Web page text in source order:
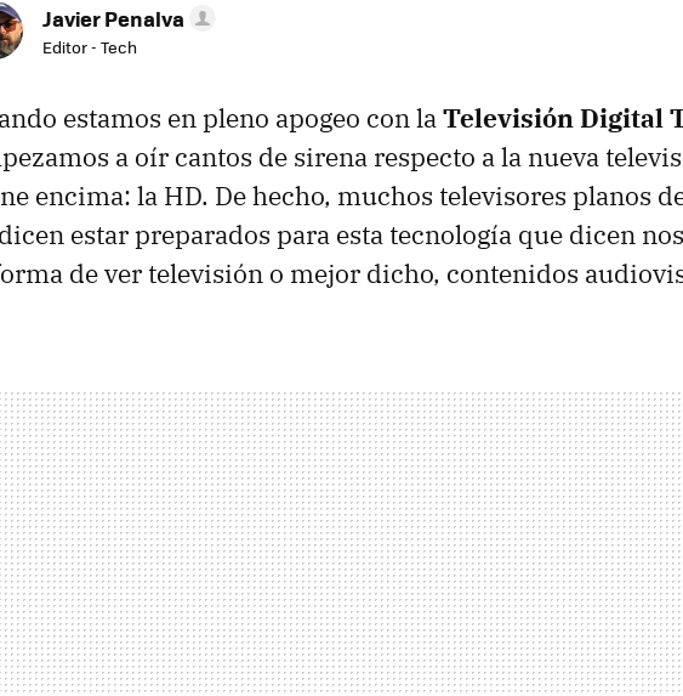
Javier Penalva
Editor - Tech
estamos en pleno apogeo con laTelevisión Digital
a oír cantos de sirena respecto a la nueva
encima: la HD. De hecho, muchos televisores planos
estar preparados para esta tecnología que dicen
de ver televisión o mejor dicho, contenidos